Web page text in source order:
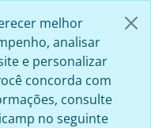
melhor
analisar
e personalizar
concorda com
consulte
no seguinte